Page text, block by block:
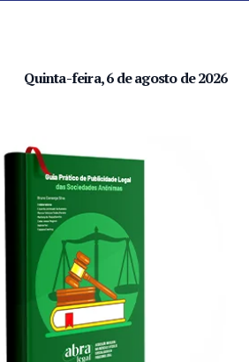
Quinta-feira, 6 de agosto de 2026